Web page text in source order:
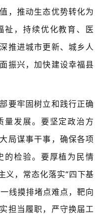
，推动生态优势转化为
，持续优化教育、医
推进城市更新、城乡人
振兴，加快建设幸福县
要牢固树立和践行正确
发展。要坚定政治方
局谋事干事，确保各项
的检验。要厚植为民情
义，常态化落实“四下基
线摸排堵点难点，靶向
担当履职，严守换届工